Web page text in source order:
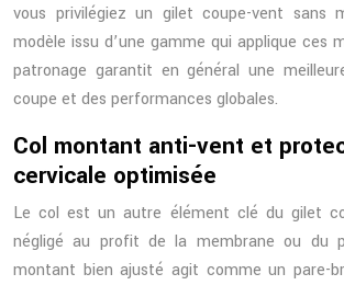
vous privilégiez un gilet coupe-vent sans
modèle issu d’une gamme qui applique ces
patronage garantit en général une
coupe et des performances globales.
Col montant anti-vent et
cervicale optimisée
Le col est un autre élément clé du gilet
négligé au profit de la membrane ou du
montant bien ajusté agit comme un pare-